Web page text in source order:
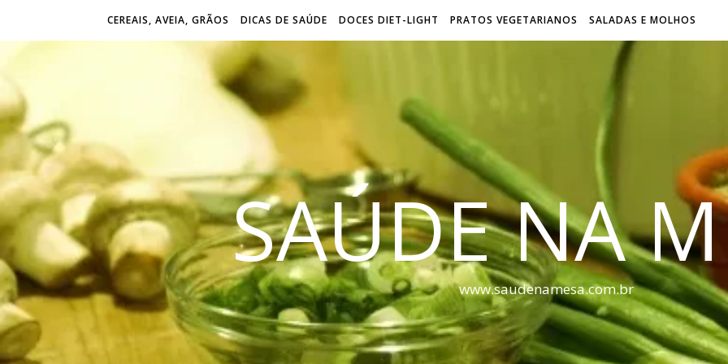
CEREAIS, AVEIA, GRÃOS DICAS DE SAÚDE DOCES DIET-LIGHT PRATOS VEGETARIANOS SALADAS E MOLHOS
SAÚDE NA
www.saudenamesa.com.br